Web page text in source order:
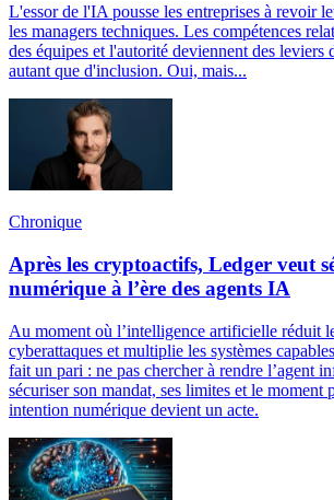
L'essor de l'IA pousse les entreprises à revoir
les managers techniques. Les compétences
des équipes et l'autorité deviennent des leviers
autant que d'inclusion. Oui, mais...
Chronique
Après les cryptoactifs, Ledger veut
numérique à l’ère des agents IA
Au moment où l’intelligence artificielle réduit
cyberattaques et multiplie les systèmes
fait un pari : ne pas chercher à rendre l’agent
sécuriser son mandat, ses limites et le moment
intention numérique devient un acte.